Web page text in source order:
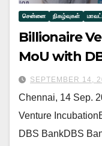
சென்னை நிகழ்வுகள்
Billionaire
MoU with
SEPTEMBER 14,
Chennai, 14 Sep.
Venture
DBS BankDBS